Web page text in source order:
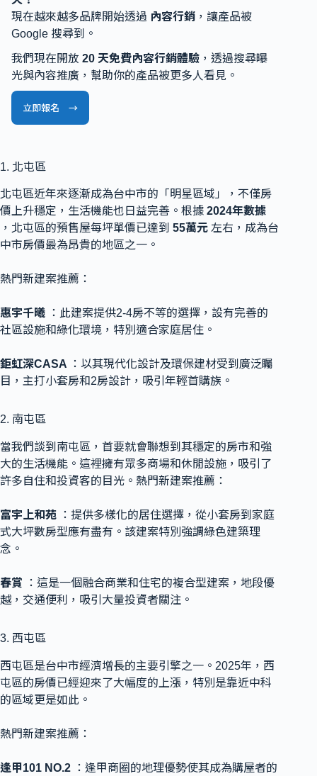
現在越來越多品牌開始透過 內容行銷 ，讓產品被
Google 搜尋到。
我們現在開放 20 天免費內容行銷體驗 ，透過搜尋曝
光與內容推廣，幫助你的產品被更多人看見。
立即報名 →
1. 北屯區
北屯區近年來逐漸成為台中市的「明星區域」，不僅房
價上升穩定，生活機能也日益完善。根據 2024年數據
，北屯區的預售屋每坪單價已達到 55萬元 左右，成為台
中市房價最為昂貴的地區之一。
熱門新建案推薦：
惠宇千曦 ：此建案提供2-4房不等的選擇，設有完善的
社區設施和綠化環境，特別適合家庭居住。
鉅虹深CASA ：以其現代化設計及環保建材受到廣泛矚
目，主打小套房和2房設計，吸引年輕首購族。
2. 南屯區
當我們談到南屯區，首要就會聯想到其穩定的房市和強
大的生活機能。這裡擁有眾多商場和休閒設施，吸引了
許多自住和投資客的目光。熱門新建案推薦：
富宇上和苑 ：提供多樣化的居住選擇，從小套房到家庭
式大坪數房型應有盡有。該建案特別強調綠色建築理
念。
春賞
：這是一個融合商業和住宅的複合型建案，地段優
越，交通便利，吸引大量投資者關注。
3. 西屯區
西屯區是台中市經濟增長的主要引擎之一。2025年，西
屯區的房價已經迎來了大幅度的上漲，特別是靠近中科
的區域更是如此。
熱門新建案推薦：
逢甲101 NO.2 ：逢甲商圈的地理優勢使其成為購屋者的